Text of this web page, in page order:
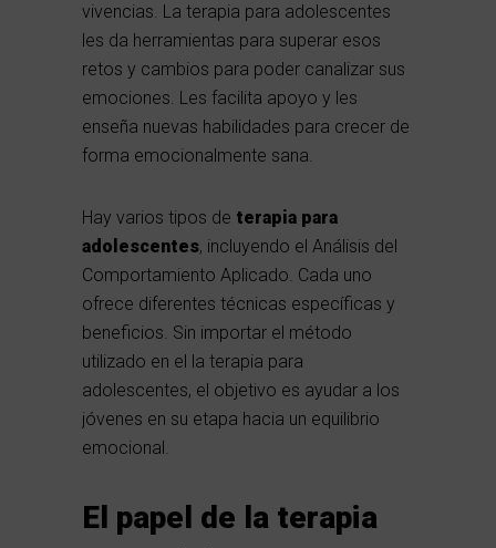
vivencias. La terapia para adolescentes
les da herramientas para superar esos
retos y cambios para poder canalizar sus
emociones. Les facilita apoyo y les
enseña nuevas habilidades para crecer de
forma emocionalmente sana.
Hay varios tipos de terapia para
adolescentes, incluyendo el Análisis del
Comportamiento Aplicado. Cada uno
ofrece diferentes técnicas específicas y
beneficios. Sin importar el método
utilizado en el la terapia para
adolescentes, el objetivo es ayudar a los
jóvenes en su etapa hacia un equilibrio
emocional.
El papel de la terapia